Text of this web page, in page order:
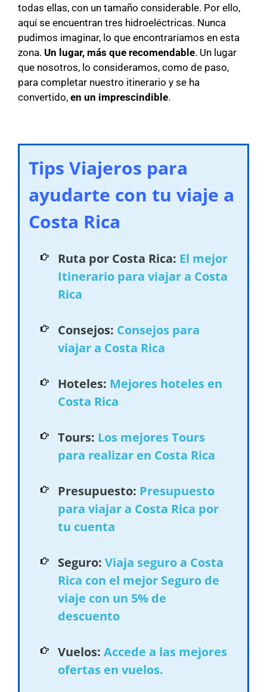
todas ellas, con un tamaño considerable. Por ello,
aquí se encuentran tres hidroeléctricas. Nunca
pudimos imaginar, lo que encontraríamos en esta
zona. Un lugar, más que recomendable. Un lugar
que nosotros, lo consideramos, como de paso,
para completar nuestro itinerario y se ha
convertido, en un imprescindible.
Tips Viajeros para
ayudarte con tu viaje a
Costa Rica
Ruta por Costa Rica: El mejor
Itinerario para viajar a Costa
Rica
Consejos: Consejos para
viajar a Costa Rica
Hoteles: Mejores hoteles en
Costa Rica
Tours: Los mejores Tours
para realizar en Costa Rica
Presupuesto: Presupuesto
para viajar a Costa Rica por
tu cuenta
Seguro: Viaja seguro a Costa
Rica con el mejor Seguro de
viaje con un 5% de
descuento
Vuelos: Accede a las mejores
ofertas en vuelos.